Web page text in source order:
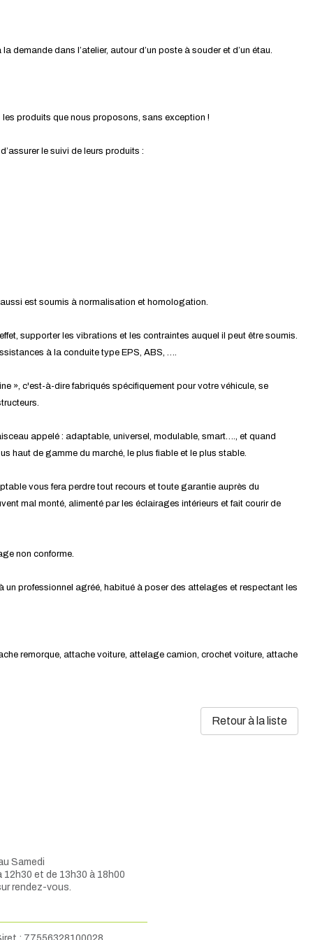
dans l’atelier, autour d’un poste à souder et d’un étau.
produits que nous proposons, sans exception !
le suivi de leurs produits :
est soumis à normalisation et homologation.
supporter les vibrations et les contraintes auquel il peut être soumis.
à la conduite type EPS, ABS, ….
», c'est-à-dire fabriqués spécifiquement pour votre véhicule, se
appelé : adaptable, universel, modulable, smart…., et quand
haut de gamme du marché, le plus fiable et le plus stable.
vous fera perdre tout recours et toute garantie auprès du
mal monté, alimenté par les éclairages intérieurs et fait courir de
non conforme.
professionnel agréé, habitué à poser des attelages et respectant les
remorque, attache voiture, attelage camion, crochet voiture, attache
Retour à la liste
Samedi
12h30 et de 13h30 à 18h00
rendez-vous.